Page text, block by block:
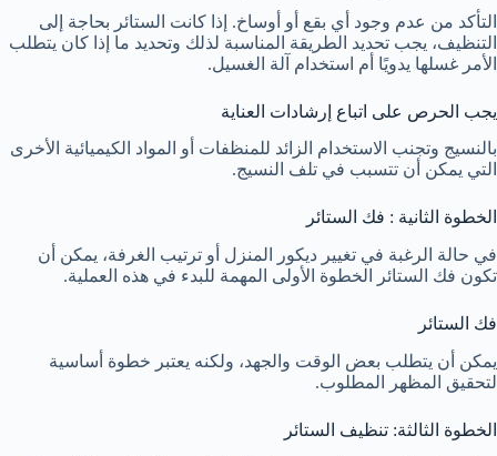
التأكد من عدم وجود أي بقع أو أوساخ. إذا كانت الستائر بحاجة إلى
التنظيف، يجب تحديد الطريقة المناسبة لذلك وتحديد ما إذا كان يتطلب
الأمر غسلها يدويًا أم استخدام آلة الغسيل.
يجب الحرص على اتباع إرشادات العناية
بالنسيج وتجنب الاستخدام الزائد للمنظفات أو المواد الكيميائية الأخرى
التي يمكن أن تتسبب في تلف النسيج.
الخطوة الثانية : فك الستائر
في حالة الرغبة في تغيير ديكور المنزل أو ترتيب الغرفة، يمكن أن
تكون فك الستائر الخطوة الأولى المهمة للبدء في هذه العملية.
فك الستائر
يمكن أن يتطلب بعض الوقت والجهد، ولكنه يعتبر خطوة أساسية
لتحقيق المظهر المطلوب.
الخطوة الثالثة: تنظيف الستائر